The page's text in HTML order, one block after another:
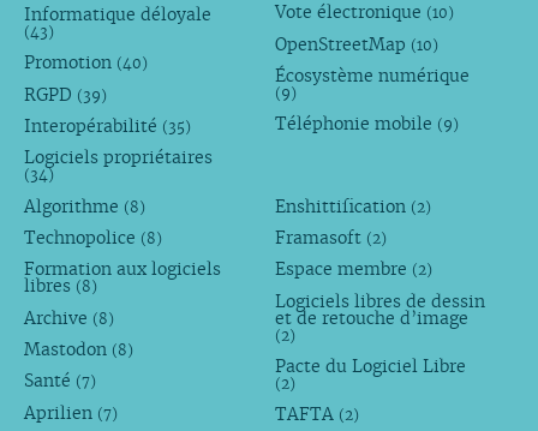
Informatique déloyale
(43)
Promotion (40)
RGPD (39)
Interopérabilité (35)
Logiciels propriétaires
(34)
Vote électronique (10)
OpenStreetMap (10)
Écosystème numérique
(9)
Téléphonie mobile (9)
Algorithme (8)
Technopolice (8)
Formation aux logiciels
libres (8)
Archive (8)
Mastodon (8)
Santé (7)
Aprilien (7)
Enshittification (2)
Framasoft (2)
Espace membre (2)
Logiciels libres de dessin
et de retouche d’image
(2)
Pacte du Logiciel Libre
(2)
TAFTA (2)